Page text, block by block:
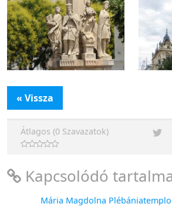
« Vissza
Átlagos (0 Szavazatok)
Kapcsolódó
Mária Magdolna